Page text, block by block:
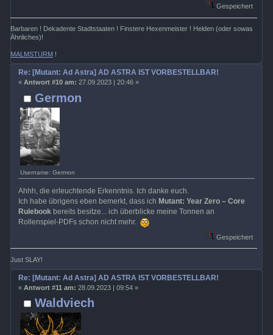
Gespeichert
Barbaren ! Dekadente Stadtstaaten ! Finstere Hexenmeister ! Helden (oder sowas
Ähnliches)!
MALMSTURM !
Germon
Username: Germon
Re: [Mutant: Ad Astra] AD ASTRA IST VORBESTELLBAR!
« Antwort #10 am: 27.09.2023 | 20:46 »
Ahhh, die erleuchtende Erkenntnis. Ich danke euch.
Ich habe übrigens eben bemerkt, dass ich Mutant: Year Zero – Core
Rulebookbereits besitze... ich überblicke meine Tonnen an
Rollenspiel-PDFs schon nicht mehr.
Gespeichert
Just SLAY!
Waldviech
Re: [Mutant: Ad Astra] AD ASTRA IST VORBESTELLBAR!
« Antwort #11 am: 28.09.2023 | 09:54 »